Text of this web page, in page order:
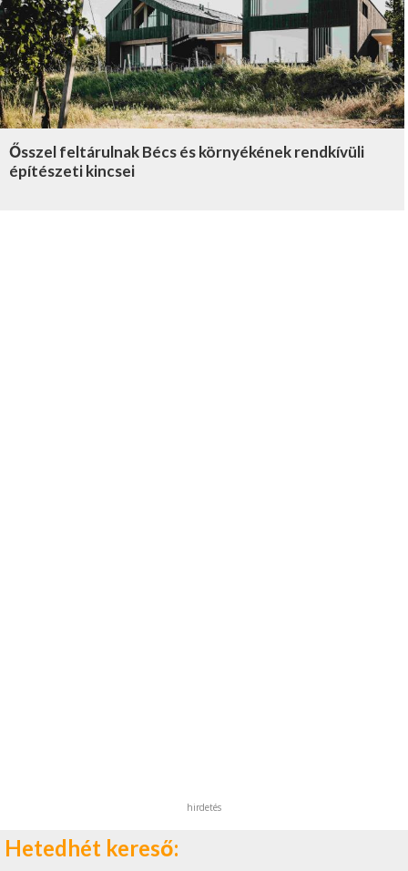
Ősszel feltárulnak Bécs és környékének rendkívüli
építészeti kincsei
hirdetés
Hetedhét kereső: